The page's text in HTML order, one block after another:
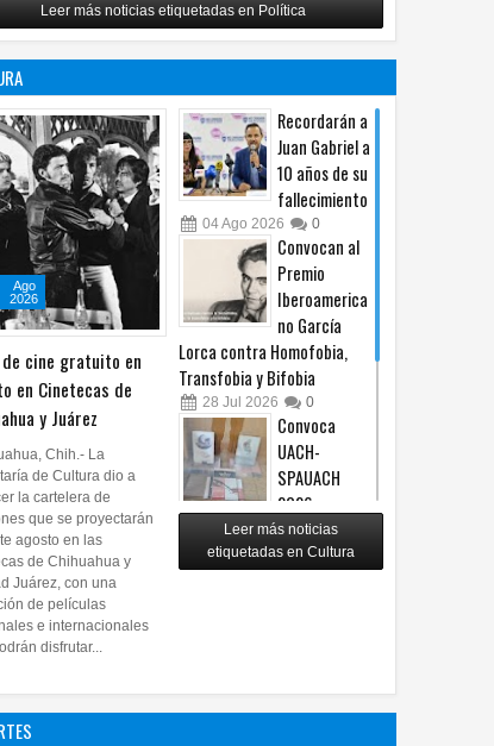
no es censura,
es un principio
González
Ago 2026 0
programa de
afiliación del
05Ago 2026
Leer más noticias etiquetadas en Política
cine gratuito en
en Cinetecas de
y Juárez
Ago
2026
Chih.- La
de Cultura dio a
la cartelera de
que se proyectarán
agosto en las
de Chihuahua y
Juárez, con una
de películas
e internacionales
disfrutar...
Recordarán a
Juan Gabriel a
10 años de su
fallecimiento
04Ago 2026 0
Convocan al
Premio
Iberoamerica
no García
Lorca contra Homofobia,
Transfobia y Bifobia
28 Jul 2026 0
Convoca
UACH-
SPAUACH
2026 a
publicar textos académicos
28 Jul 2026 0
Copian
Leer más noticias
etiquetadas en Cultura